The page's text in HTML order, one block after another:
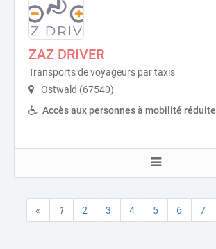
ZAZ DRIVER
Transports de voyageurs par taxis
Ostwald (67540)
Accès aux personnes à mobilité réduite
« 1 2 3 4 5 6 7